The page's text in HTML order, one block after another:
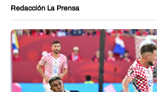
Redacción La Prensa